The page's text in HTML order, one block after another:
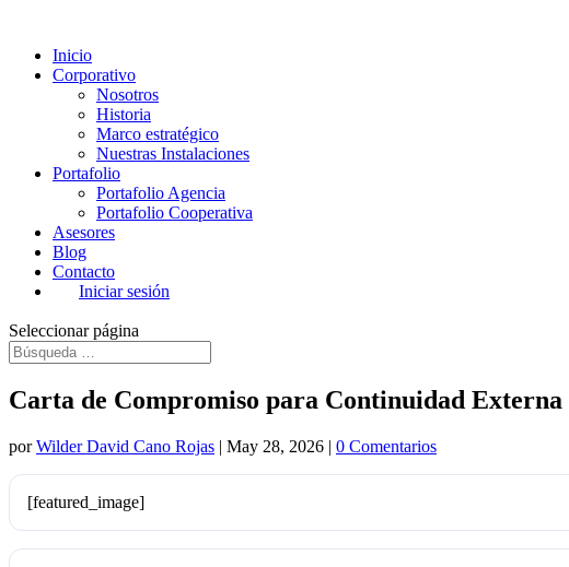
Inicio
Corporativo
Nosotros
Historia
Marco estratégico
Nuestras Instalaciones
Portafolio
Portafolio Agencia
Portafolio Cooperativa
Asesores
Blog
Contacto
Iniciar sesión
Seleccionar página
Carta de Compromiso para Continuidad Externa
porWilder David Cano Rojas | May 28, 2026 | 0 Comentarios
[featured_image]